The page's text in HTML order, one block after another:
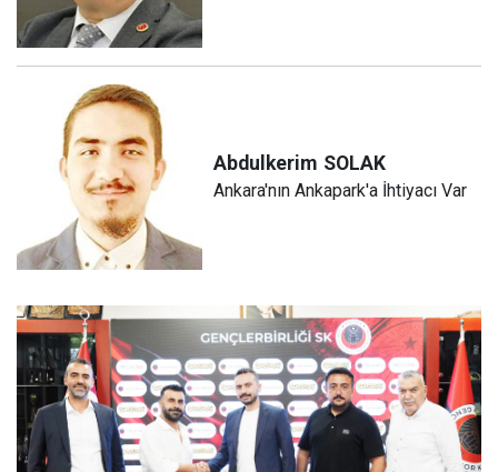
Abdulkerim SOLAK
Ankara'nın Ankapark'a İhtiyacı Var